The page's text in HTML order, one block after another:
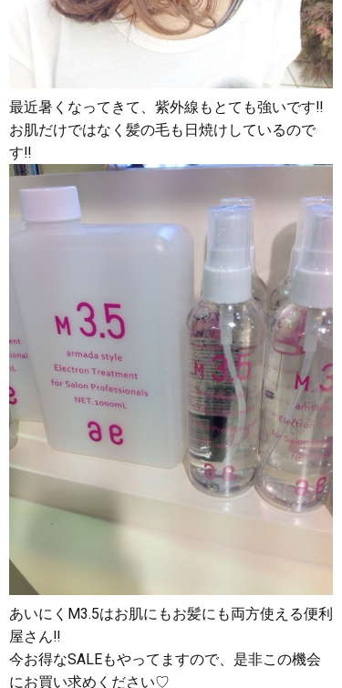
最近暑くなってきて、紫外線もとても強いです‼︎
お肌だけではなく髪の毛も日焼けしているので
す‼︎
あいにくM3.5はお肌にもお髪にも両方使える便利
屋さん‼︎
今お得なSALEもやってますので、是非この機会
にお買い求めください♡